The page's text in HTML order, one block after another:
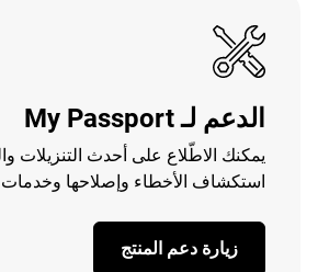
الدعم لـ My Passport
يمكنك الاطّلاع على أحدث التنزيلات
استكشاف الأخطاء وإصلاحها
زيارة دعم المنتج